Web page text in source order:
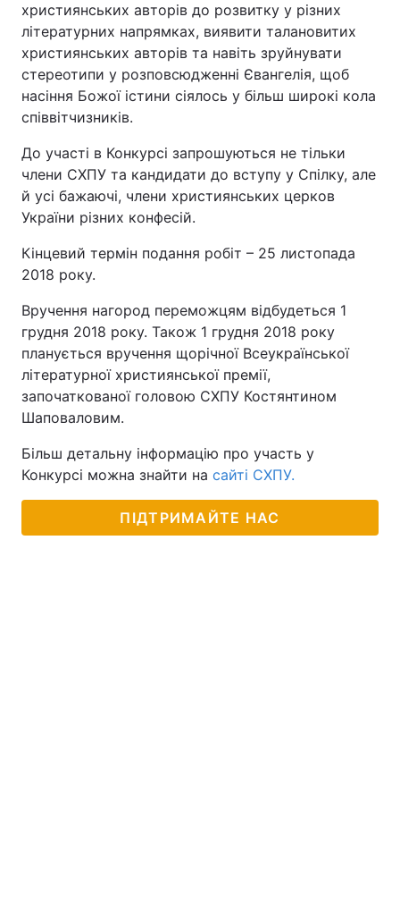
християнських авторів до розвитку у різних
літературних напрямках, виявити талановитих
християнських авторів та навіть зруйнувати
стереотипи у розповсюдженні Євангелія, щоб
насіння Божої істини сіялось у більш широкі кола
співвітчизників.
До участі в Конкурсі запрошуються не тільки
члени СХПУ та кандидати до вступу у Спілку, але
й усі бажаючі, члени християнських церков
України різних конфесій.
Кінцевий термін подання робіт – 25 листопада
2018 року.
Вручення нагород переможцям відбудеться 1
грудня 2018 року. Також 1 грудня 2018 року
планується вручення щорічної Всеукраїнської
літературної християнської премії,
започаткованої головою СХПУ Костянтином
Шаповаловим.
Більш детальну інформацію про участь у
Конкурсі можна знайти на сайті СХПУ.
ПІДТРИМАЙТЕ НАС